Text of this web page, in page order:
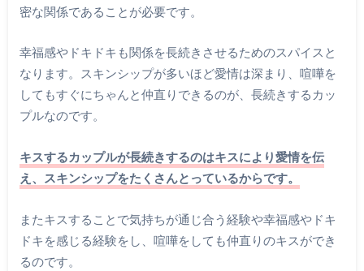
密な関係であることが必要です。
幸福感やドキドキも関係を長続きさせるためのスパイスと
なります。スキンシップが多いほど愛情は深まり、喧嘩を
してもすぐにちゃんと仲直りできるのが、長続きするカッ
プルなのです。
キスするカップルが長続きするのはキスにより愛情を伝
え、スキンシップをたくさんとっているからです。
またキスすることで気持ちが通じ合う経験や幸福感やドキ
ドキを感じる経験をし、喧嘩をしても仲直りのキスができ
るのです。